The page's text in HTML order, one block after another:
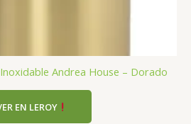
Andrea House – Dorado
EN LEROY